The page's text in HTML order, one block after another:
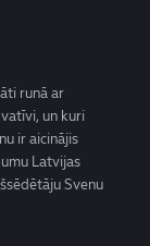
runā ar
un kuri
ir aicinājis
Latvijas
Svenu